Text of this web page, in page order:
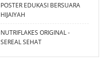
POSTER EDUKASI BERSUARA
HIJAIYAH
NUTRIFLAKES ORIGINAL -
SEREAL SEHAT